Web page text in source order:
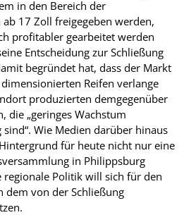
in den Bereich der
17 Zoll freigegeben werden,
profitabler gearbeitet werden
Entscheidung zur Schließung
begründet hat, dass der Markt
Reifen verlange
produzierten demgegenüber
die „geringes Wachstum
Wie Medien darüber hinaus
für heute nicht nur eine
in Philippsburg
regionale Politik will sich für den
dem von der Schließung